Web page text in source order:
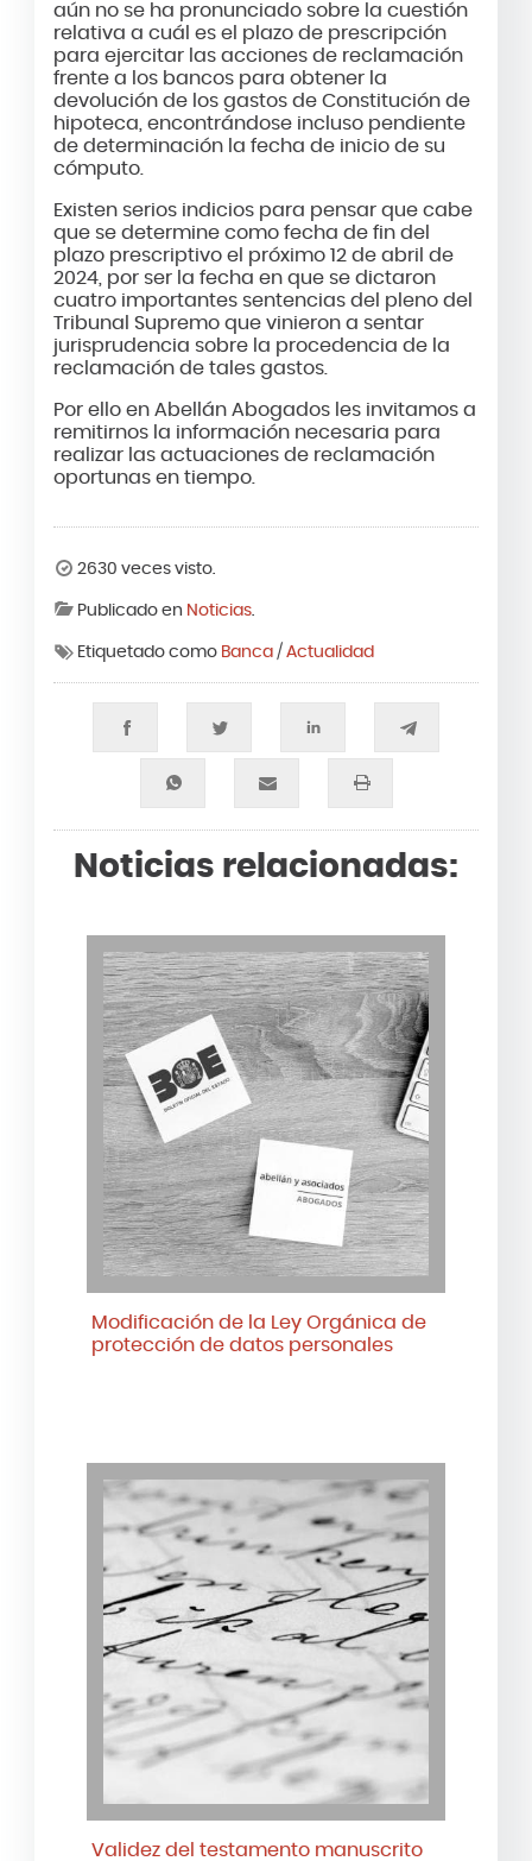
aún no se ha pronunciado sobre la cuestión
relativa a cuál es el plazo de prescripción
para ejercitar las acciones de reclamación
frente a los bancos para obtener la
devolución de los gastos de Constitución de
hipoteca, encontrándose incluso pendiente
de determinación la fecha de inicio de su
cómputo.
Existen serios indicios para pensar que cabe
que se determine como fecha de fin del
plazo prescriptivo el próximo 12 de abril de
2024, por ser la fecha en que se dictaron
cuatro importantes sentencias del pleno del
Tribunal Supremo que vinieron a sentar
jurisprudencia sobre la procedencia de la
reclamación de tales gastos.
Por ello en Abellán Abogados les invitamos a
remitirnos la información necesaria para
realizar las actuaciones de reclamación
oportunas en tiempo.
2630 veces visto.
Publicado en Noticias.
Etiquetado como Banca/ Actualidad
Noticias relacionadas:
Modificación de la Ley Orgánica de
protección de datos personales
Validez del testamento manuscrito